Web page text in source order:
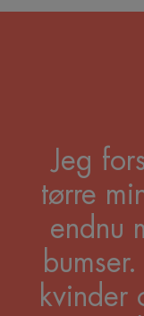
Jeg
tørre
endnu
kvinder